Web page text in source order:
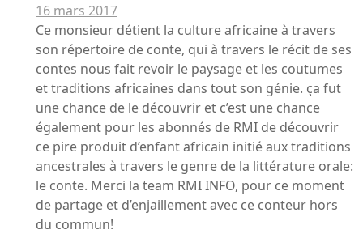
16 mars 2017
Ce monsieur détient la culture africaine à travers
son répertoire de conte, qui à travers le récit de ses
contes nous fait revoir le paysage et les coutumes
et traditions africaines dans tout son génie. ça fut
une chance de le découvrir et c’est une chance
également pour les abonnés de RMI de découvrir
ce pire produit d’enfant africain initié aux traditions
ancestrales à travers le genre de la littérature orale:
le conte. Merci la team RMI INFO, pour ce moment
de partage et d’enjaillement avec ce conteur hors
du commun!